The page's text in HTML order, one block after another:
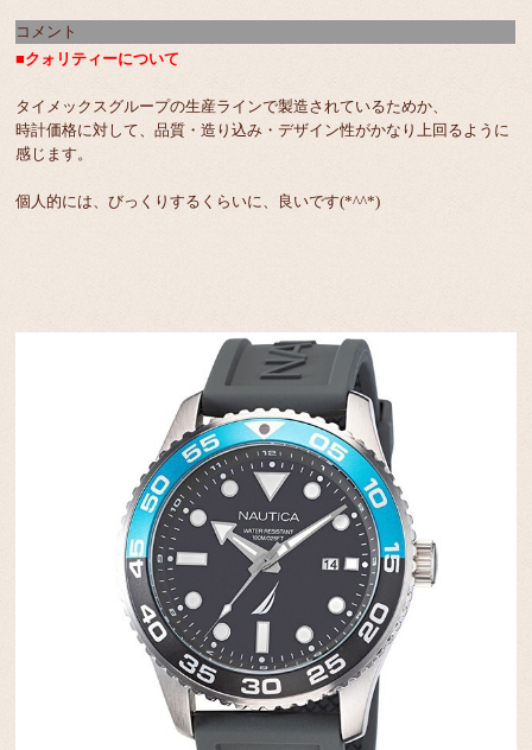
コメント
■クォリティーについて
タイメックスグループの生産ラインで製造されているためか、
時計価格に対して、品質・造り込み・デザイン性がかなり上回るように
感じます。
個人的には、びっくりするくらいに、良いです(*^^*)